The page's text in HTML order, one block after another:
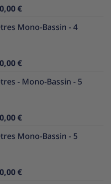
€Le
actuel
Mono-Bassin - 4
€Le
actuel
- Mono-Bassin - 5
€Le
actuel
Mono-Bassin - 5
€Le